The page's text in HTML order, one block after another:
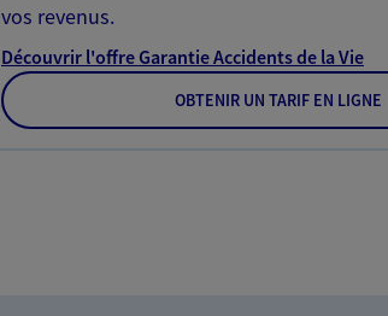
vos revenus.
Découvrir l'offre Garantie Accidents de la Vie
OBTENIR UN TARIF EN LIGNE